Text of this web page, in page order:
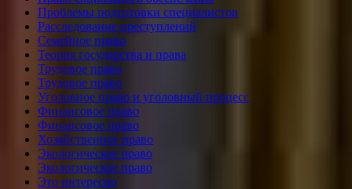
Проблемы подготовки специалистов
Расследование преступлений
Семейное право
Теория государства и права
Трудовое право
Трудовое право
Уголовное право и уголовный процесс
Финансовое право
Финансовое право
Хозяйственное право
Экологическое право
Экологическое право
Это интересно